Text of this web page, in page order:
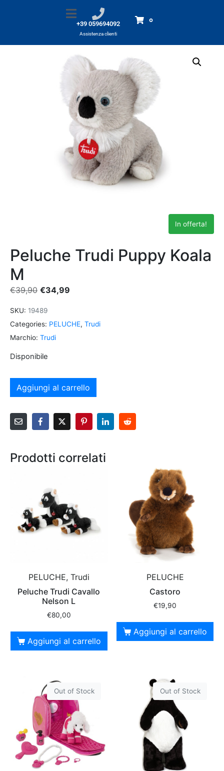
+39 059694092
Assistenza clienti
0
Prodotti Peluche Trudi Puppy Koala M
In offerta!
Peluche Trudi Puppy Koala
M
€39,90 €34,99
SKU: 19489
Categories: PELUCHE, Trudi
Marchio: Trudi
Disponibile
Aggiungi al carrello
Prodotti correlati
PELUCHE, Trudi
Peluche Trudi Cavallo
Nelson L
€80,00
Aggiungi al carrello
PELUCHE
Castoro
€19,90
Aggiungi al carrello
Out of Stock Out of Stock